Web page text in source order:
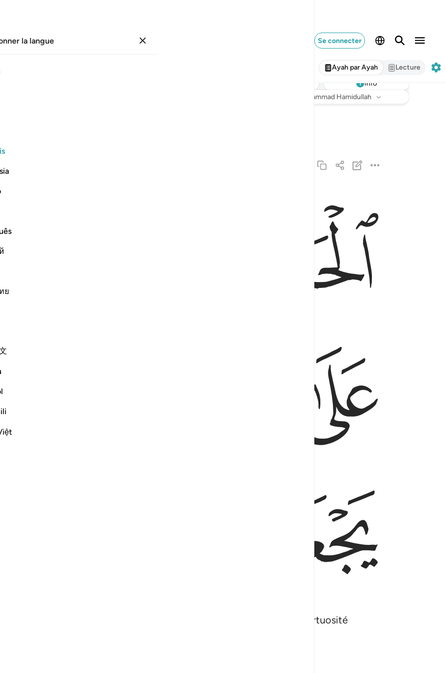
Se connecter
la langue
ย
Ayah par Ayah Lecture
audio, signification mot à mot, et translittération.
Info
: Muhammad Hamidullah
ٱلْحَمْدُ لِلَّهِ ٱلَّذِىٓ أَنزَلَ عَلَىٰ عَبْدِهِ ٱلْكِتَـٰبَ وَلَمْ يَجْعَل لَّهُۥ عِوَجَاۜ ١
ﲭ
ﲱ
ﲵ
sur Son serviteur (Mohammed), le Livre, et n’y a point introduit de tortuosité